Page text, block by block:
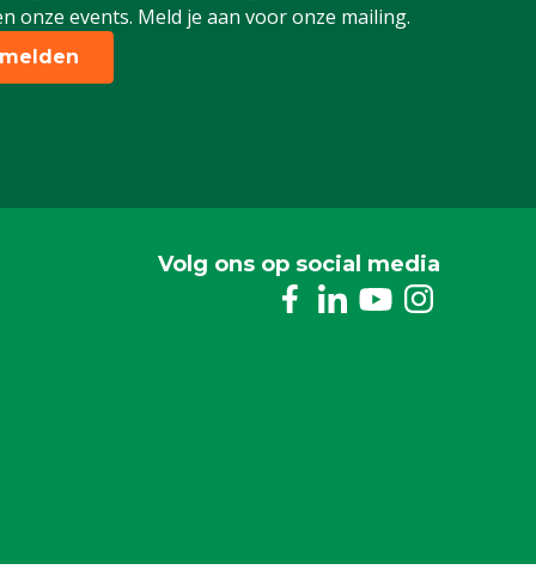
onze events. Meld je aan voor onze mailing.
Volg ons op social media